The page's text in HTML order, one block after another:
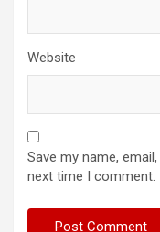
Website
Save my name,
next time I comment.